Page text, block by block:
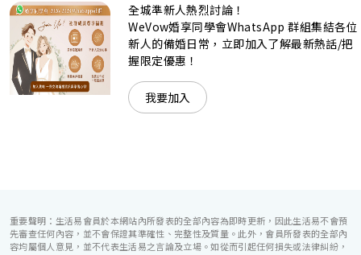
準新人的個性及預算﹔保證為您打造夢寐以求的特別日子，令
賓客永誌難忘！
全城準新人熱烈討論！
WeVow婚享同學會WhatsApp 群組集結各位
新人的備婚日常，立即加入了解最新熱話/把
握限定優惠！
我要加入
重要聲明：生活易會員於本網站內所發表的全部內容為即時更新，因此生活易不會預
先審查任何內容，並不會保證其準確性、完整性及質量。此外，會員所發表的全部內
容均屬個人意見，並不代表生活易之言論及立場。如從而引起任何損失或法律糾紛，